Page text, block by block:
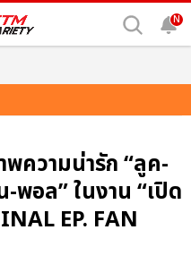
N
ความน่ารัก “ลูค-
พอล” ในงาน “เปิด
EP. FAN